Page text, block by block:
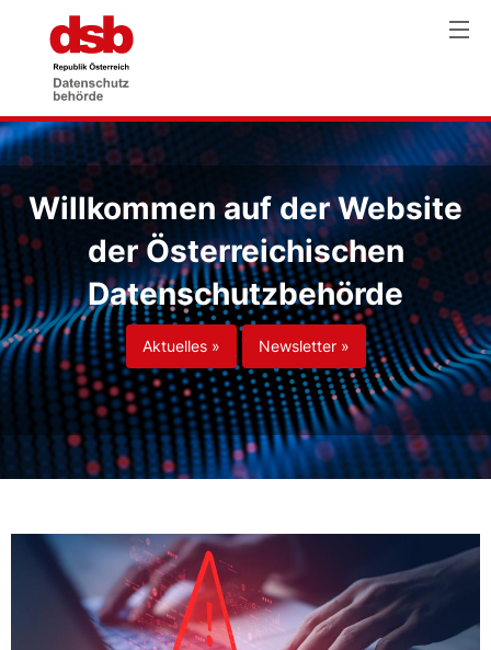
Willkommen auf der Website
der Österreichischen
Datenschutzbehörde
Aktuelles » Newsletter »